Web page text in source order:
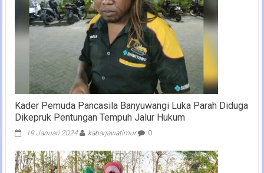
Kader Pemuda Pancasila Banyuwangi Luka Parah Diduga
Dikepruk Pentungan Tempuh Jalur Hukum
19 Januari 2024 kabarjawatimur 0